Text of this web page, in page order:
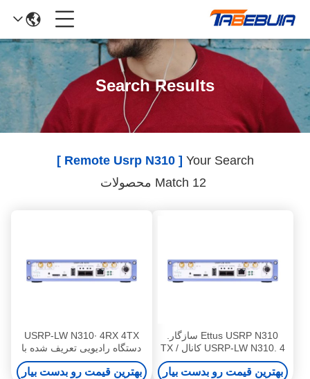
Search Results
Your Search
[ Remote Usrp N310 ]
Ettus USRP N310 سازگار.
USRP-LW N310. 4 کانال TX /
RX AD9371 RF 10 MHz-6
GHz 100 MHz BW هر
بهترین قیمت رو بدست بیار
USRP-LW N310∙ 4RX 4TX
دستگاه رادیویی تعریف شده با
نرم افزار USRP SDR N310
16 بیت
بهترین قیمت رو بدست بیار